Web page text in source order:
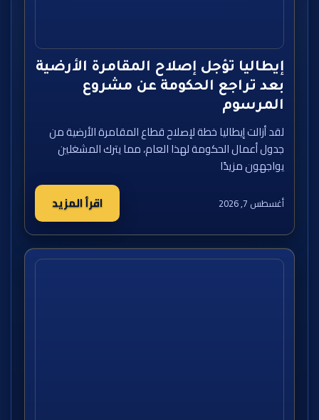
إيطاليا تؤجل إصلاح المقامرة الأرضية
بعد تراجع الحكومة عن مشروع
المرسوم
لقد أزالت إيطاليا خطة لإصلاح قطاع المقامرة الأرضية من
جدول أعمال الحكومة لهذا العام، مما يترك المشغلين
يواجهون مزيدًا
أغسطس 7, 2026 اقرأ المزيد